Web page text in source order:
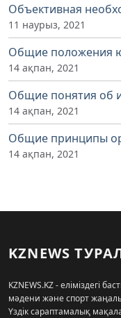
Объективная
11 наурыз, 2021
Общие положения
14 ақпан, 2021
Общие понятия об
14 ақпан, 2021
Общие принципы
14 ақпан, 2021
KZNEWS
KZNEWS.KZ - еліміздегі
мәдени және спорт
Үздік сараптамалық